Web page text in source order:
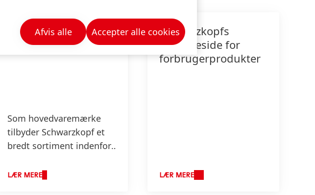
Som hovedvaremærke
tilbyder Schwarzkopf et
bredt sortiment indenfor
hårpleje, hårstyling og
LÆR MERE
Schwarzkopfs
hjemmeside for
forbrugerprodukter
LÆR MERE
Afvis alle Accepter alle cookies